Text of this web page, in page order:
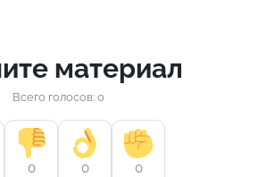
материал
Всего голосов: 0
0 0 0